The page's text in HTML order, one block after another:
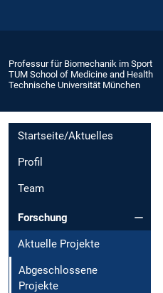
Professur für Biomechanik im Sport
TUM School of Medicine and Health
Technische Universität München
Startseite/Aktuelles
Profil
Team
Forschung
Aktuelle Projekte
Abgeschlossene
Projekte